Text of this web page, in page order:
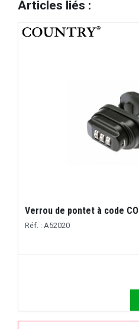
Articles liés :
Verrou de pontet à code
Réf. : A52020